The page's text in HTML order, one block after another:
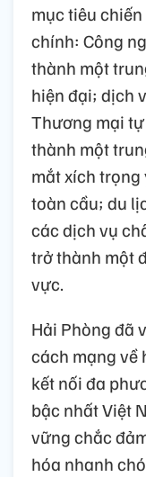
mục tiêu
chính: Công
thành một
hiện đại; dịch
Thương mại
thành một
mắt xích
toàn cầu; du
các dịch vụ
trở thành một
vực.
Hải Phòng đã
cách mạng về
kết nối đa
bậc nhất Việt
vững chắc
hóa nhanh